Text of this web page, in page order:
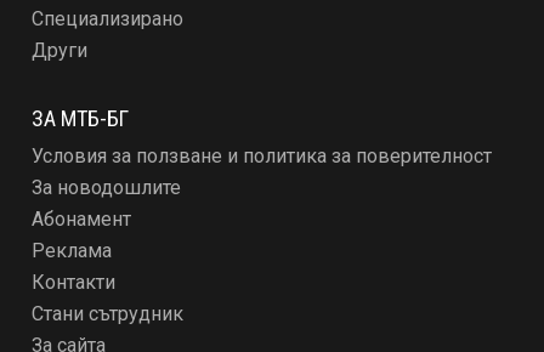
Специализирано
Други
ЗА МТБ-БГ
Условия за ползване и политика за поверителност
За новодошлите
Абонамент
Реклама
Контакти
Стани сътрудник
За сайта